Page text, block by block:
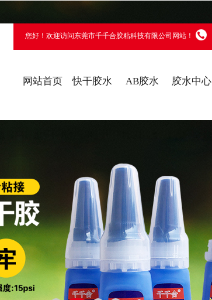
您好！欢迎访问东莞市千千合胶粘科技有限公司网站！
网站首页 快干胶水 AB胶水 胶水中心